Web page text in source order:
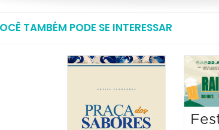
TAMBÉM PODE SE INTERESSAR